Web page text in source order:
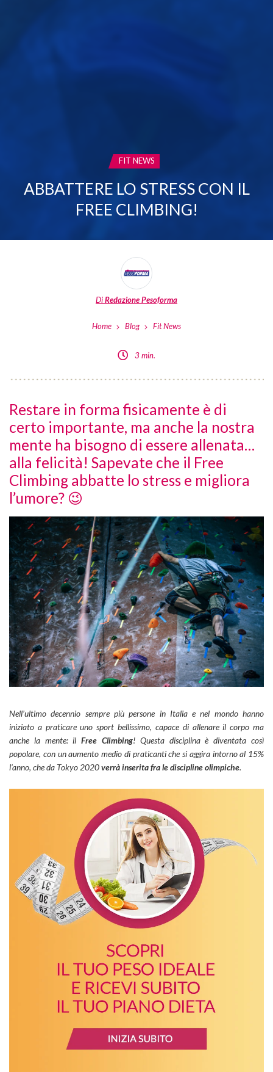
CATEGORIA:
FIT NEWS
ABBATTERE LO STRESS CON IL
FREE CLIMBING!
DiRedazione Pesoforma
Home Blog Fit News
3 min.
Restare in forma fisicamente è di
certo importante, ma anche la nostra
mente ha bisogno di essere allenata…
alla felicità! Sapevate che il Free
Climbing abbatte lo stress e migliora
l’umore? 😉
Nell’ultimo decennio sempre più persone in Italia e nel mondo hanno
iniziato a praticare uno sport bellissimo, capace di allenare il corpo ma
anche la mente: ilFree Climbing! Questa disciplina è diventata così
popolare, con un aumento medio di praticanti che si aggira intorno al 15%
l’anno, che da Tokyo 2020verrà inserita fra le discipline olimpiche.